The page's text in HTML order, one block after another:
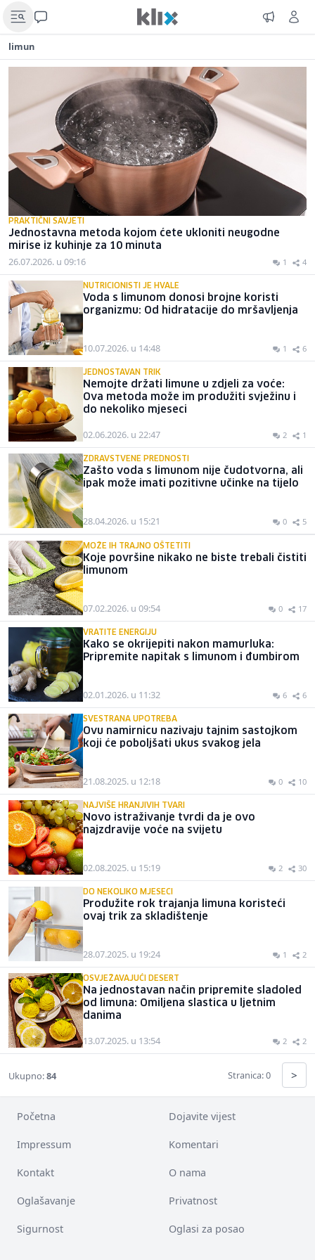
limun
PRAKTIČNI SAVJETI
Jednostavna metoda kojom ćete ukloniti neugodne
mirise iz kuhinje za 10 minuta
26.07.2026. u 09:16 1 4
NUTRICIONISTI JE HVALE
Voda s limunom donosi brojne koristi
organizmu: Od hidratacije do mršavljenja
10.07.2026. u 14:48 1 6
JEDNOSTAVAN TRIK
Nemojte držati limune u zdjeli za voće:
Ova metoda može im produžiti svježinu i
do nekoliko mjeseci
02.06.2026. u 22:47 2 1
ZDRAVSTVENE PREDNOSTI
Zašto voda s limunom nije čudotvorna, ali
ipak može imati pozitivne učinke na tijelo
28.04.2026. u 15:21 0 5
MOŽE IH TRAJNO OŠTETITI
Koje površine nikako ne biste trebali čistiti
limunom
07.02.2026. u 09:54 0 17
VRATITE ENERGIJU
Kako se okrijepiti nakon mamurluka:
Pripremite napitak s limunom i đumbirom
02.01.2026. u 11:32 6 6
SVESTRANA UPOTREBA
Ovu namirnicu nazivaju tajnim sastojkom
koji će poboljšati ukus svakog jela
21.08.2025. u 12:18 0 10
NAJVIŠE HRANJIVIH TVARI
Novo istraživanje tvrdi da je ovo
najzdravije voće na svijetu
02.08.2025. u 15:19 2 30
DO NEKOLIKO MJESECI
Produžite rok trajanja limuna koristeći
ovaj trik za skladištenje
28.07.2025. u 19:24 1 2
OSVJEŽAVAJUĆI DESERT
Na jednostavan način pripremite sladoled
od limuna: Omiljena slastica u ljetnim
danima
13.07.2025. u 13:54 2 2
Ukupno:84 Stranica: 0 >
Početna Dojavite vijest
Impressum Komentari
Kontakt O nama
Oglašavanje Privatnost
Sigurnost Oglasi za posao